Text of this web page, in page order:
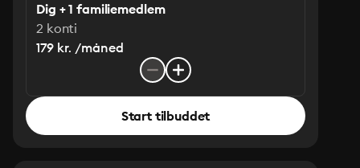
Dig + 1 familiemedlem
2 konti
179 kr. /måned
Start tilbuddet